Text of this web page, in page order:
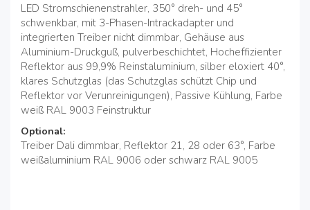
LED Stromschienenstrahler, 350° dreh- und 45°
schwenkbar, mit 3-Phasen-Intrackadapter und
integrierten Treiber nicht dimmbar, Gehäuse aus
Aluminium-Druckguß, pulverbeschichtet, Hocheffizienter
Reflektor aus 99,9% Reinstaluminium, silber eloxiert 40°,
klares Schutzglas (das Schutzglas schützt Chip und
Reflektor vor Verunreinigungen), Passive Kühlung, Farbe
weiß RAL 9003 Feinstruktur
Optional:
Treiber Dali dimmbar, Reflektor 21, 28 oder 63°, Farbe
weißaluminium RAL 9006 oder schwarz RAL 9005